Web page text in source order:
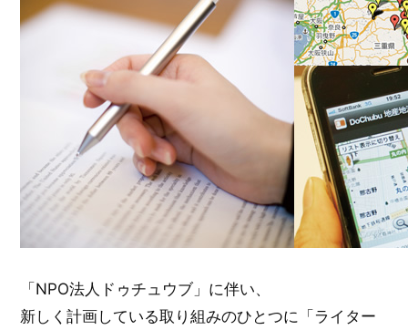
「NPO法人ドゥチュウブ」に伴い、
新しく計画している取り組みのひとつに「ライター